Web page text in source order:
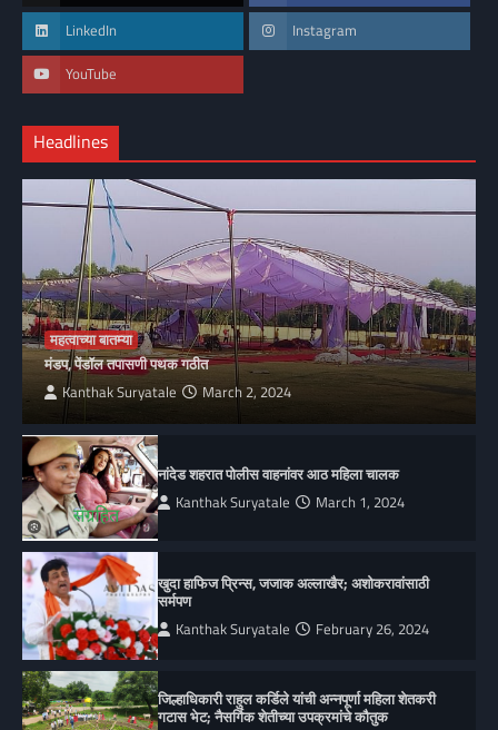
LinkedIn Instagram
YouTube
Headlines
महत्वाच्या बातम्या
मंडप, पेंडॉल तपासणी पथक गठीत
Kanthak Suryatale March 2, 2024
नांदेड शहरात पोलीस वाहनांवर आठ महिला चालक
Kanthak Suryatale March 1, 2024
खुदा हाफिज प्रिन्स, जजाक अल्लाखैर; अशोकरावांसाठी
सर्मपण
Kanthak Suryatale February 26, 2024
जिल्हाधिकारी राहुल कर्डिले यांची अन्नपूर्णा महिला शेतकरी
गटास भेट; नैसर्गिक शेतीच्या उपक्रमांचे कौतुक